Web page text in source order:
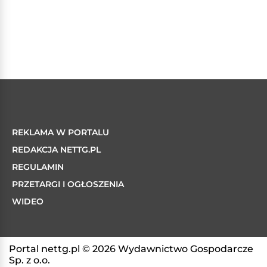
REKLAMA W PORTALU
REDAKCJA NETTG.PL
REGULAMIN
PRZETARGI I OGŁOSZENIA
WIDEO
Portal nettg.pl © 2026 Wydawnictwo Gospodarcze
Sp. z o.o.